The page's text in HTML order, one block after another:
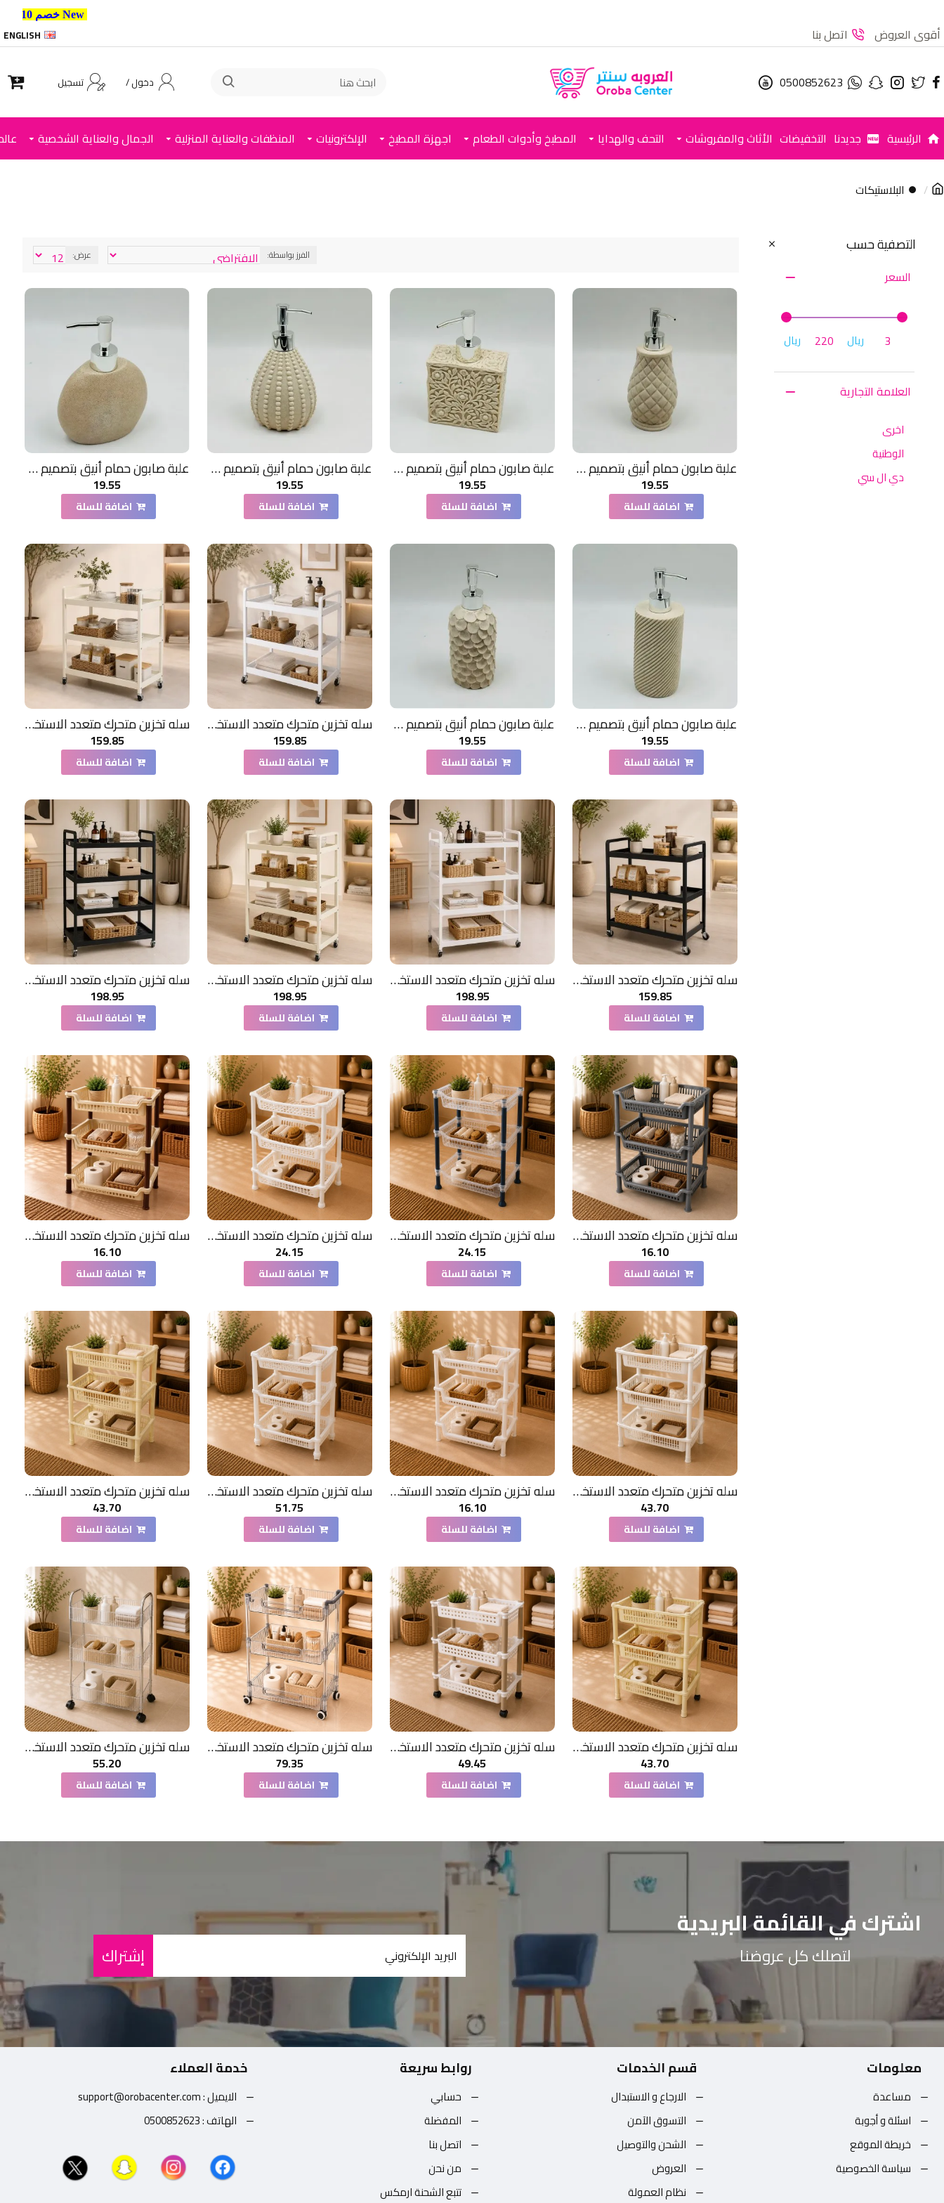
أقوى العروض اتصل بنا ENGLISH
0500852623 دخول / تسجيل
الرئيسية جديدنا التخفيضات الأثاث والمفروشات التحف والهدايا المطبخ وأدوات الطعام اجهزة المطبخ الإلكترونيات المنظفات والعناية المنزلية الجمال والعناية الشخصية
⏺ البلاستيكات
التصفية حسب
السعر
ريال ريال
العلامة التجارية
اخرى
الوطنية
دي ال سي
الفرز بواسطة: عرض:
علبة صابون حمام أنيق بتصميم عصري فاخر،
19.55
اضافة للسلة
علبة صابون حمام أنيق بتصميم عصري فاخر،
19.55
اضافة للسلة
علبة صابون حمام أنيق بتصميم عصري فاخر،
19.55
اضافة للسلة
علبة صابون حمام أنيق بتصميم عصري فاخر،
19.55
اضافة للسلة
علبة صابون حمام أنيق بتصميم عصري فاخر،
19.55
اضافة للسلة
علبة صابون حمام أنيق بتصميم عصري فاخر،
19.55
اضافة للسلة
سله تخزين متحرك متعدد الاستخدامات لون ابيض 3دور حديد
159.85
اضافة للسلة
سله تخزين متحرك متعدد الاستخدامات لون بيج 3دور حديد
159.85
اضافة للسلة
سله تخزين متحرك متعدد الاستخدامات لون اسود 3دور حديد
159.85
اضافة للسلة
سله تخزين متحرك متعدد الاستخدامات لون ابيض 4دور حديد
198.95
اضافة للسلة
سله تخزين متحرك متعدد الاستخدامات لون بيج 4دور حديد
198.95
اضافة للسلة
سله تخزين متحرك متعدد الاستخدامات لون اسود 4دور حديد
198.95
اضافة للسلة
سله تخزين متحرك متعدد الاستخدامات لون ابيض 3دور
16.10
اضافة للسلة
سله تخزين متحرك متعدد الاستخدامات لون ابيض 3دور
24.15
اضافة للسلة
سله تخزين متحرك متعدد الاستخدامات لون ابيض 3دور
24.15
اضافة للسلة
سله تخزين متحرك متعدد الاستخدامات لون بني 3دور
16.10
اضافة للسلة
سله تخزين متحرك متعدد الاستخدامات لون ابيض 3دور
43.70
اضافة للسلة
سله تخزين متحرك متعدد الاستخدامات لون ابيض 3دور
16.10
اضافة للسلة
سله تخزين متحرك متعدد الاستخدامات لون ابيض 3دور
51.75
اضافة للسلة
سله تخزين متحرك متعدد الاستخدامات لون بيج 3دور
43.70
اضافة للسلة
سله تخزين متحرك متعدد الاستخدامات لون بيج 3دور
43.70
اضافة للسلة
سله تخزين متحرك متعدد الاستخدامات لون ابيض 3دور
49.45
اضافة للسلة
سله تخزين متحرك متعدد الاستخدامات لون شفاف 3دور
79.35
اضافة للسلة
سله تخزين متحرك متعدد الاستخدامات لون شفاف 3دور
55.20
اضافة للسلة
اشترك في القائمة البريدية
لتصلك كل عروضنا إشتراك
معلومات
مساعدة
اسئلة و أجوبة
خريطة الموقع
سياسة الخصوصية
قسم الخدمات
الارجاع و الاستبدال
التسوق الآمن
الشحن والتوصيل
العروض
نظام العمولة
روابط سريعة
حسابي
المفضلة
اتصل بنا
من نحن
تتبع الشحنة ارمكس
خدمة العملاء
الايميل : support@orobacenter.com
الهاتف : 0500852623